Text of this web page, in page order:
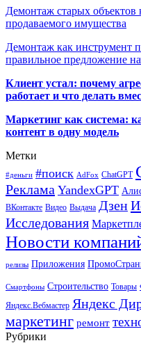
Демонтаж старых объектов
продаваемого имущества
Демонтаж как инструмент
правильное предложение
Клиент устал: почему
работает и что делать
Маркетинг как система:
контент в одну модель
Метки
#деньги #поиск AdFox ChatGPT
Реклама YandexGPT
ВКонтакте Видео Выдача Дзен
Исследования
Новости
релизы Приложения
Смартфоны Строительство Товары
Яндекс.Вебмастер Яндекс
маркетинг ремонт
Рубрики